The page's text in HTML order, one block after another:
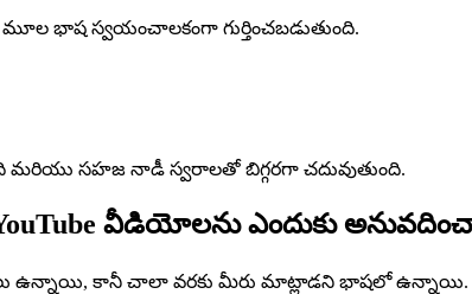
మూల భాష స్వయంచాలకంగా గుర్తించబడుతుంది.
మరియు సహజ నాడీ స్వరాలతో బిగ్గరగా చదువుతుంది.
వీడియోలను ఎందుకు
ఉన్నాయి, కానీ చాలా వరకు మీరు మాట్లాడని భాషలో ఉన్నాయి.